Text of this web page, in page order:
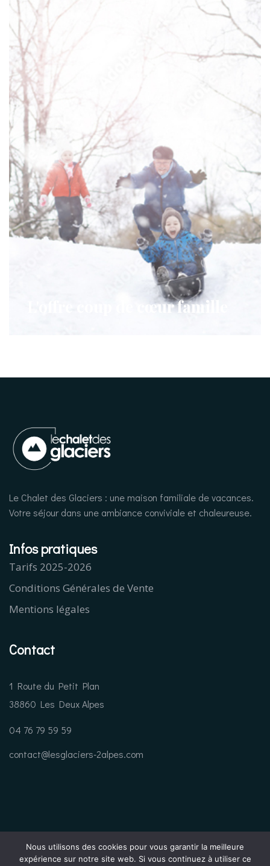
L'offre coup de cœur famille
Le Chalet des Glaciers : une maison familiale de vacances.
Votre séjour dans une ambiance conviviale et chaleureuse.
Infos pratiques
Tarifs 2025-2026
Conditions Générales de Vente
Mentions légales
Contact
1 Route du Petit Plan
38860 Les Deux Alpes
04 76 79 59 59
contact@lesglaciers-2alpes.com
Nous utilisons des cookies pour vous garantir la meilleure
expérience sur notre site web. Si vous continuez à utiliser ce